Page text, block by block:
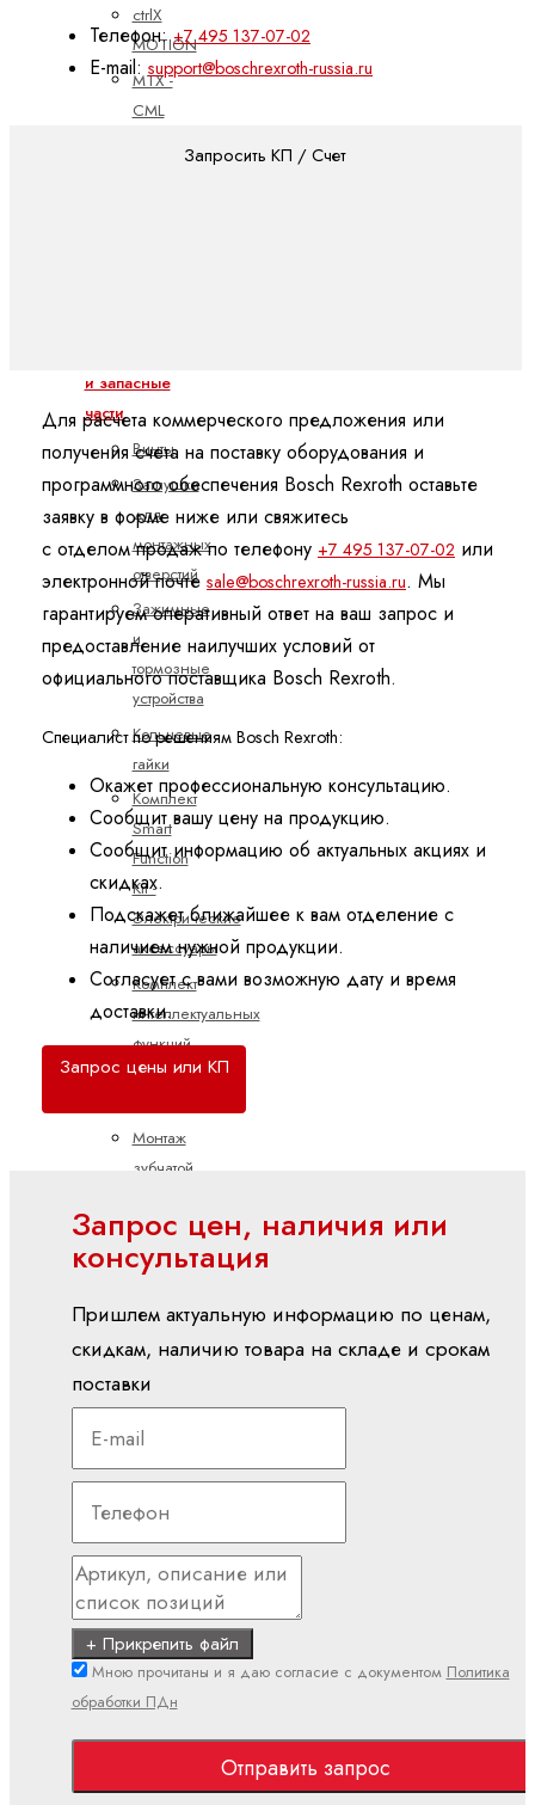
ctrlX
MOTION
MTX -
CML
и запасные
части
Винты
Заглушки
для
монтажных
отверстий
Зажимные
и
тормозные
устройства
Кольцевые
гайки
Комплект
Smart
Function
Kit -
Электрические
аксессуары
Комплект
интеллектуальных
функций
-
Монтаж
зубчатой
Показать
все
Документы,
не
относящиеся
к конкретной
о
включении
для
систем
линейного
перемещения
Использование
в
окружающей
Телефон:+7 495 137-07-02
E-mail: support@boschrexroth-russia.ru
Запросить КП / Счет
Для расчета коммерческого предложения или
получения счета на поставку оборудования и
программного обеспечения Bosch Rexroth оставьте
заявку в форме ниже или свяжитесь
с отделом продаж по телефону +7 495 137-07-02 или
электронной почте sale@boschrexroth-russia.ru. Мы
гарантируем оперативный ответ на ваш запрос и
предоставление наилучших условий от
официального поставщика Bosch Rexroth.
Специалист по решениям Bosch Rexroth:
Окажет профессиональную консультацию.
Сообщит вашу цену на продукцию.
Сообщит информацию об актуальных акциях и
скидках.
Подскажет ближайшее к вам отделение с
наличием нужной продукции.
Согласует с вами возможную дату и время
доставки.
Запрос цены или КП
Запрос цен, наличия или
консультация
Пришлем актуальную информацию по ценам,
скидкам, наличию товара на складе и срокам
поставки
+ Прикрепить файл
Мною прочитаны и я даю согласие с документом Политика
обработки ПДн
Отправить запрос